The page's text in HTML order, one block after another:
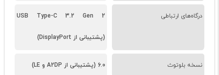
درگاه‌های ارتباطی USB Type-C 3.2 Gen 2
(پشتیبانی از DisplayPort)
نسخه بلوتوث 6.0 (پشتیبانی از A2DP و LE)